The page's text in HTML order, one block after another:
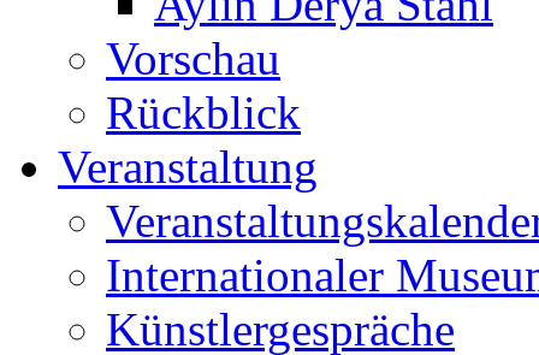
Vorschau
Rückblick
Veranstaltung
Internationaler
Künstlergespräche